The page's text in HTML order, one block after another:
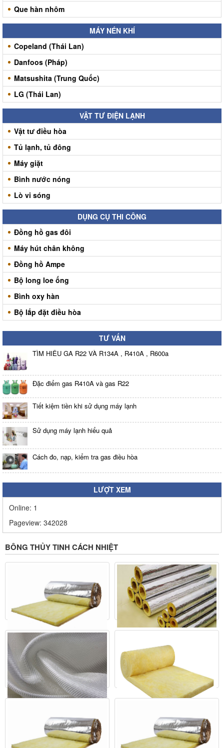
Que hàn nhôm
MÁY NÉN KHÍ
Copeland (Thái Lan)
Danfoos (Pháp)
Matsushita (Trung Quốc)
LG (Thái Lan)
VẬT TƯ ĐIỆN LẠNH
Vật tư điều hòa
Tủ lạnh, tủ đông
Máy giặt
Bình nước nóng
Lò vi sóng
DỤNG CỤ THI CÔNG
Đồng hồ gas đôi
Máy hút chân không
Đồng hồ Ampe
Bộ long loe ống
Bình oxy hàn
Bộ lắp đặt điều hòa
TƯ VẤN
TÌM HIỂU GA R22 VÀ R134A , R410A , R600a
Đặc điểm gas R410A và gas R22
Tiết kiệm tiền khi sử dụng máy lạnh
Sử dụng máy lạnh hiểu quả
Cách đo, nạp, kiểm tra gas điều hòa
LƯỢT XEM
Online: 1
Pageview: 342028
BÔNG THỦY TINH CÁCH NHIỆT
Bông thủy tinh cách nhiệt
Liên hệ
Mua ngay
Chi tiết
Bông thủy tinh dạng ống
Liên hệ
Mua ngay
Chi tiết
Liên hệ
Mua ngay
Chi tiết
Bông thủy tinh dạng cuốn
không bạc
Liên hệ